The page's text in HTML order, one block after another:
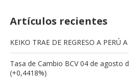
Artículos recientes
KEIKO TRAE DE REGRESO A PERÚ
Tasa de Cambio BCV 04 de agosto
(+0,4418%)